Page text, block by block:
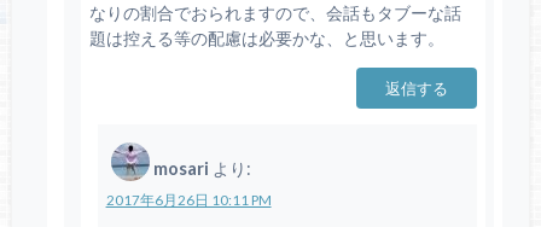
なりの割合でおられますので、会話もタブーな話
題は控える等の配慮は必要かな、と思います。
返信する
mosari より:
2017年6月26日 10:11 PM